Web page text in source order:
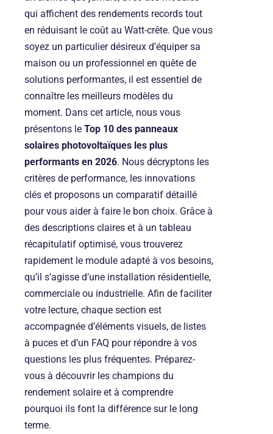
qui affichent des rendements records tout
en réduisant le coût au Watt-crête. Que vous
soyez un particulier désireux d’équiper sa
maison ou un professionnel en quête de
solutions performantes, il est essentiel de
connaître les meilleurs modèles du
moment. Dans cet article, nous vous
présentons le Top 10 des panneaux
solaires photovoltaïques les plus
performants en 2026. Nous décryptons les
critères de performance, les innovations
clés et proposons un comparatif détaillé
pour vous aider à faire le bon choix. Grâce à
des descriptions claires et à un tableau
récapitulatif optimisé, vous trouverez
rapidement le module adapté à vos besoins,
qu’il s’agisse d’une installation résidentielle,
commerciale ou industrielle. Afin de faciliter
votre lecture, chaque section est
accompagnée d’éléments visuels, de listes
à puces et d’un FAQ pour répondre à vos
questions les plus fréquentes. Préparez-
vous à découvrir les champions du
rendement solaire et à comprendre
pourquoi ils font la différence sur le long
terme.